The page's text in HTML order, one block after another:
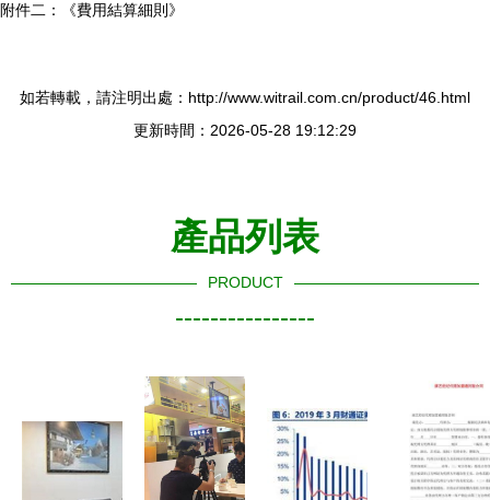
附件二：《費用結算細則》
如若轉載，請注明出處：http://www.witrail.com.cn/product/46.html
更新時間：2026-05-28 19:12:29
產品列表
PRODUCT
----------------